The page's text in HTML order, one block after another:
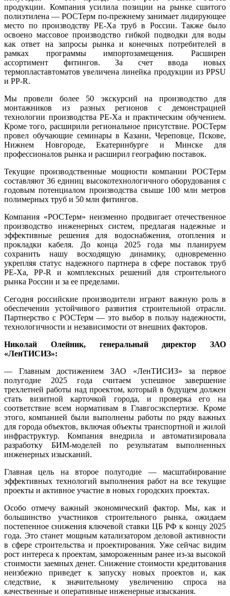
продукции. Компания усилила позиции на рынке сшитого
полиэтилена — РОСТерм по-прежнему занимает лидирующее
место по производству PE-Xa труб в России. Также было
освоено массовое производство гибкой подводки для воды
как ответ на запросы рынка и конечных потребителей в
рамках программы импортозамещения. Расширен
ассортимент фитингов. За счет ввода новых
термопластавтоматов увеличена линейка продукции из PPSU
и PP-R.
Мы провели более 50 экскурсий на производство для
монтажников из разных регионов с демонстрацией
технологии производства PE-Xa и практическим обучением.
Кроме того, расширили региональное присутствие. РОСТерм
провел обучающие семинары в Казани, Череповце, Пскове,
Нижнем Новгороде, Екатеринбурге и Минске для
профессионалов рынка и расширил географию поставок.
Текущие производственные мощности компании РОСТерм
составляют 36 единиц высокотехнологичного оборудования с
годовым потенциалом производства свыше 100 млн метров
полимерных труб и 50 млн фитингов.
Компания «РОСТерм» неизменно продвигает отечественное
производство инженерных систем, предлагая надежные и
эффективные решения для водоснабжения, отопления и
прокладки кабеля. До конца 2025 года мы планируем
сохранить нашу восходящую динамику, одновременно
укрепляя статус надежного партнера в сфере поставок труб
PE-Xa, PP-R и комплексных решений для строительного
рынка России и за ее пределами.
Сегодня российские производители играют важную роль в
обеспечении устойчивого развития строительной отрасли.
Партнерство с РОСТерм — это выбор в пользу надежности,
технологичности и независимости от внешних факторов.
Николай Олейник, генеральный директор ЗАО
«ЛенТИСИЗ»:
— Главным достижением ЗАО «ЛенТИСИЗ» за первое
полугодие 2025 года считаем успешное завершение
трехлетней работы над проектом, который в будущем должен
стать визитной карточкой города, и проверка его на
соответствие всем нормативам в Главгосэкспертизе. Кроме
этого, компанией были выполнены работы по ряду важных
для города объектов, включая объекты транспортной и жилой
инфраструктур. Компания внедрила и автоматизировала
разработку БИМ-моделей по результатам выполненных
инженерных изысканий.
Главная цель на второе полугодие — масштабирование
эффективных технологий выполнения работ на все текущие
проекты и активное участие в новых городских проектах.
Особо отмечу важный экономический фактор. Мы, как и
большинство участников строительного рынка, ожидаем
постепенное снижения ключевой ставки ЦБ РФ к концу 2025
года. Это станет мощным катализатором деловой активности
в сфере строительства и проектирования. Уже сейчас видим
рост интереса к проектам, замороженным ранее из-за высокой
стоимости заемных денег. Снижение стоимости кредитования
неизбежно приведет к запуску новых проектов и, как
следствие, к значительному увеличению спроса на
качественные и оперативные инженерные изыскания.